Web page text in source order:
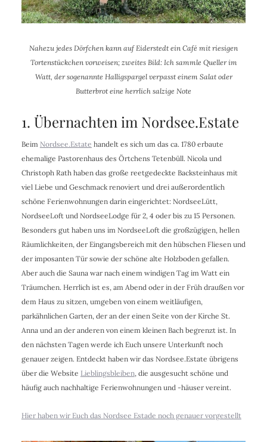
Nahezu jedes Dörfchen kann auf Eiderstedt ein Café mit riesigen
Tortenstückchen vorweisen; zweites Bild: Ich sammle Queller im
Watt, der sogenannte Halligspargel verpasst einem Salat oder
Butterbrot eine herrlich salzige Note
1. Übernachten im Nordsee.Estate
Beim Nordsee.Estate handelt es sich um das ca. 1780 erbaute
ehemalige Pastorenhaus des Örtchens Tetenbüll. Nicola und
Christoph Rath haben das große reetgedeckte Backsteinhaus mit
viel Liebe und Geschmack renoviert und drei außerordentlich
schöne Ferienwohnungen darin eingerichtet: NordseeLütt,
NordseeLoft und NordseeLodge für 2, 4 oder bis zu 15 Personen.
Besonders gut haben uns im NordseeLoft die großzügigen, hellen
Räumlichkeiten, der Eingangsbereich mit den hübschen Fliesen und
der imposanten Tür sowie der schöne alte Holzboden gefallen.
Aber auch die Sauna war nach einem windigen Tag im Watt ein
Träumchen. Herrlich ist es, am Abend oder in der Früh draußen vor
dem Haus zu sitzen, umgeben von einem weitläufigen,
parkähnlichen Garten, der an der einen Seite von der Kirche St.
Anna und an der anderen von einem kleinen Bach begrenzt ist. In
den nächsten Tagen werde ich Euch unsere Unterkunft noch
genauer zeigen. Entdeckt haben wir das Nordsee.Estate übrigens
über die Website Lieblingsbleiben, die ausgesucht schöne und
häufig auch nachhaltige Ferienwohnungen und -häuser vereint.
Hier haben wir Euch das Nordsee Estade noch genauer vorgestellt